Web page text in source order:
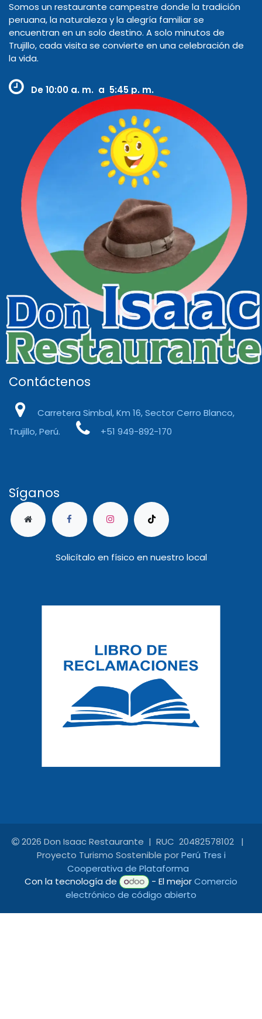
Somos un restaurante campestre donde la tradición
peruana, la naturaleza y la alegría familiar se
encuentran en un solo destino. A solo minutos de
Trujillo, cada visita se convierte en una celebración de
la vida.
De10:00 a. m. a 5:45 p. m.
Contáctenos
Carretera Simbal, Km 16, Sector Cerro Blanco,
Trujillo, Perú.
+51 949-892-170
Síganos
Solicítalo en físico en nuestro local
2026 Don Isaac Restaurante | RUC 20482578102 |
Proyecto Turismo Sostenible porPerú Tres i
Cooperativa de Plataforma
Con la tecnología de
- El mejorComercio
electrónico de código abierto